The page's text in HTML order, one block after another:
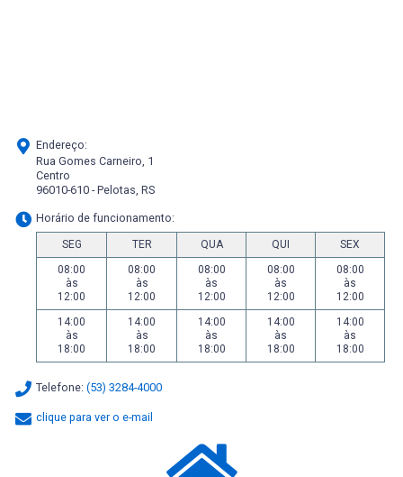
Endereço:
Rua Gomes Carneiro, 1
Centro
96010-610 - Pelotas, RS
Horário de funcionamento:
SEG TER QUA QUI
SEX
08:00
às
12:00
08:00
às
12:00
08:00
às
12:00
08:00
às
12:00
08:00
às
12:00
14:00
às
18:00
14:00
às
18:00
14:00
às
18:00
14:00
às
18:00
14:00
às
18:00
Telefone: (53) 3284-4000
clique para ver o e-mail